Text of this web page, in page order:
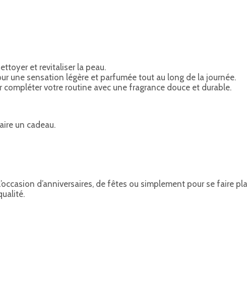
et revitaliser la peau.
une sensation légère et parfumée tout au long de la journée.
compléter votre routine avec une fragrance douce et durable.
un cadeau.
d’anniversaires, de fêtes ou simplement pour se faire